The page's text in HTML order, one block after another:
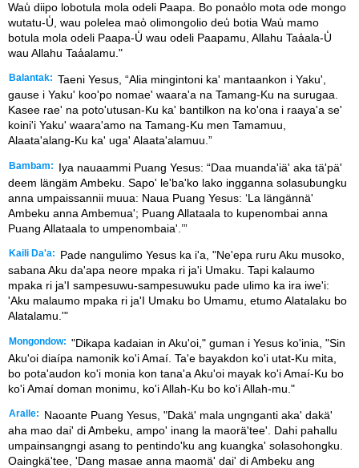
Wau̒ diipo lobotula mola odeli Paapa. Bo ponao̒lo mota ode mongo
wutatu-U̒, wau polelea mao̒ olimongolio deu̒ botia Wau̒ mamo
botula mola odeli Paapa-U̒ wau odeli Paapamu, Allahu Taa̒ala-U̒
wau Allahu Taa̒alamu."
Balantak: Taeni Yesus, “Alia mingintoni ka' mantaankon i Yaku',
gause i Yaku' koo'po nomae' waara'a na Tamang-Ku na surugaa.
Kasee rae' na poto'utusan-Ku ka' bantilkon na ko'ona i raaya'a se'
koini'i Yaku' waara'amo na Tamang-Ku men Tamamuu,
Alaata'alang-Ku ka' uga' Alaata'alamuu.”
Bambam:
Iya nauaammi Puang Yesus: “Daa muanda'iä' aka tä'pä'
deem längäm Ambeku. Sapo' le'ba'ko lako ingganna solasubungku
anna umpaissannii muua: Naua Puang Yesus: ‘La längännä'
Ambeku anna Ambemua'; Puang Allataala to kupenombai anna
Puang Allataala to umpenombaia'.’”
Kaili Da'a:
Pade nangulimo Yesus ka i'a, "Ne'epa ruru Aku musoko,
sabana Aku da'apa neore mpaka ri ja'i Umaku. Tapi kalaumo
mpaka ri ja'I sampesuwu-sampesuwuku pade ulimo ka ira iwe'i:
'Aku malaumo mpaka ri ja'I Umaku bo Umamu, etumo Alatalaku bo
Alatalamu.'"
Mongondow: "Dikapa kadaian in Aku'oi," guman i Yesus ko'inia, "Sin
Aku'oi diaípa namonik ko'i Amaí. Ta'e bayakdon ko'i utat-Ku mita,
bo pota'audon ko'i monia kon tana'a Aku'oi mayak ko'i Amaí-Ku bo
ko'i Amaí doman monimu, ko'i Allah-Ku bo ko'i Allah-mu."
Aralle:
Naoante Puang Yesus, "Dakä' mala ungnganti aka' dakä'
aha mao dai' di Ambeku, ampo' inang la maorä'tee'. Dahi pahallu
umpainsangngi asang to pentindo'ku ang kuangka' solasohongku.
Oaingkä'tee, 'Dang masae anna maomä' dai' di Ambeku ang